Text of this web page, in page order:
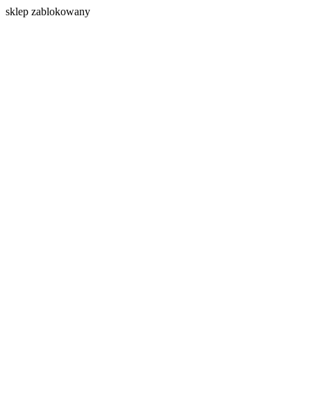
sklep zablokowany